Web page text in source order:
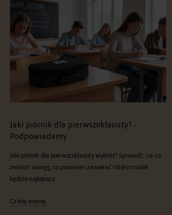
Jaki piórnik dla pierwszoklasisty? -
Podpowiadamy
Jaki piórnik dla pierwszoklasisty wybrać? Sprawdź, na co
zwrócić uwagę, co powinien zawierać i który model
będzie najlepszy.
Czytaj więcej